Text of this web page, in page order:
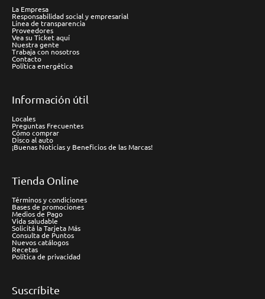
La Empresa
Responsabilidad social y empresarial
Línea de transparencia
Proveedores
Vea su Ticket aquí
Nuestra gente
Trabaja con nosotros
Contacto
Política energética
Información útil
Locales
Preguntas Frecuentes
Cómo comprar
Disco al auto
¡Buenas Noticias y Beneficios de las Marcas!
Tienda Online
Términos y condiciones
Bases de promociones
Medios de Pago
Vida saludable
Solicitá la Tarjeta Más
Consulta de Puntos
Nuevos catálogos
Recetas
Política de privacidad
Suscríbite